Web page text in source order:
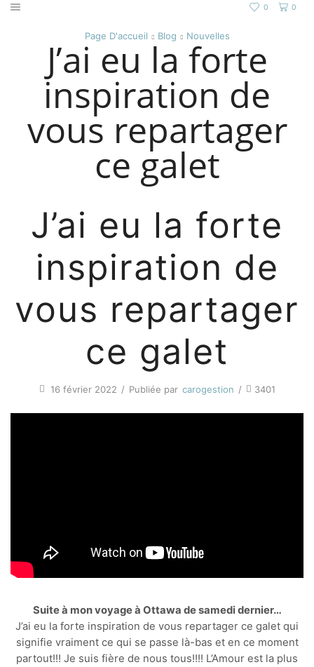
0 0
Page D'accueil Blog Nouvelles
J’ai eu la forte
inspiration de
vous repartager
ce galet
J’ai eu la forte
inspiration de
vous repartager
ce galet
16 février 2022 / Publiée par carogestion / 3401
Suite à mon voyage à Ottawa de samedi dernier…
J’ai eu la forte inspiration de vous repartager ce galet qui
signifie vraiment ce qui se passe là-bas et en ce moment
partout!!! Je suis fière de nous tous!!!! L’Amour est la plus